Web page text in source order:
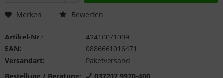
Merken Bewerten
Artikel-Nr.:
42410071009
EAN:
0886661016471
Versandart:
Paketversand
Bestellung / Beratung:
037207 9970-400